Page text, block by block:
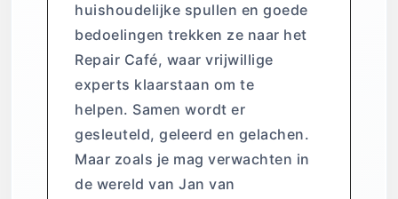
huishoudelijke spullen en goede
bedoelingen trekken ze naar het
Repair Café, waar vrijwillige
experts klaarstaan om te
helpen. Samen wordt er
gesleuteld, geleerd en gelachen.
Maar zoals je mag verwachten in
de wereld van Jan van